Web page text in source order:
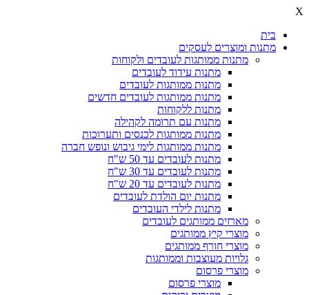
X
בית
מתנות ומוצרים לעסקים
מתנות ממותגות לעובדים ולקוחות
מתנות עידוד לעובדים
מתנות ממותגות לעובדים
מתנות ממותגות לעובדים חדשים
מתנות ללקוחות
מתנות עם תרומה לקהילה
מתנות ממותגות לכנסים ותערוכות
מתנות ממותגות לימי גיבוש ונופש חברה
מתנות לעובדים עד 50 ש"ח
מתנות לעובדים עד 30 ש"ח
מתנות לעובדים עד 20 ש"ח
מתנות יום הולדת לעובדים
מתנות לילדי העובדים
מארזים ממותגים לעובדים
מוצרי קיץ ממותגים
מוצרי חורף ממותגים
גלויות מעוצבות וממותגות
מוצרי פרסום
מוצרי פרסום